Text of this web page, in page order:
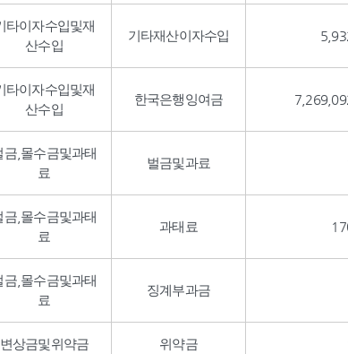
타이자수입및재
산수입
기타재산이자수입
타이자수입및재
산수입
한국은행잉여금
금,몰수금및과태
료
벌금및과료
금,몰수금및과태
료
과태료
금,몰수금및과태
료
징계부과금
변상금및위약금 위약금